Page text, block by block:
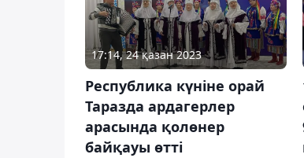
17:14, 24 қазан 2023
Республика күніне орай
Таразда ардагерлер
арасында қолөнер
байқауы өтті